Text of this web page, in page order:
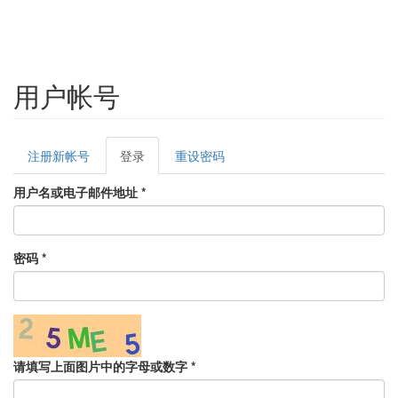
用户帐号
Primary
tabs
注册新帐号 登录 (active
tab)
重设密码
用户名或电子邮件地址 *
密码 *
请填写上面图片中的字母或数字 *